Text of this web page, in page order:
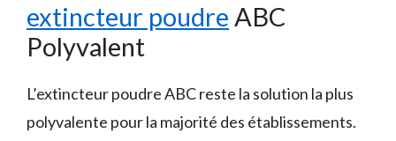
extincteur poudre ABC
Polyvalent
L’extincteur poudre ABC reste la solution la plus
polyvalente pour la majorité des établissements.